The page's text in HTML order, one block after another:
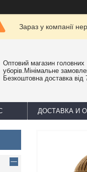
Зараз у компанії
Оптовий магазин головних
уборів.Мінімальне
Безкоштовна доставка від
ДОСТАВКА И